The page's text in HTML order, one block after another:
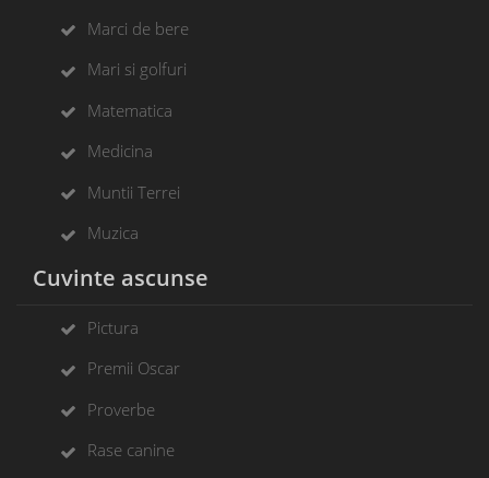
Marci de bere
Mari si golfuri
Matematica
Medicina
Muntii Terrei
Muzica
Cuvinte ascunse
Pictura
Premii Oscar
Proverbe
Rase canine